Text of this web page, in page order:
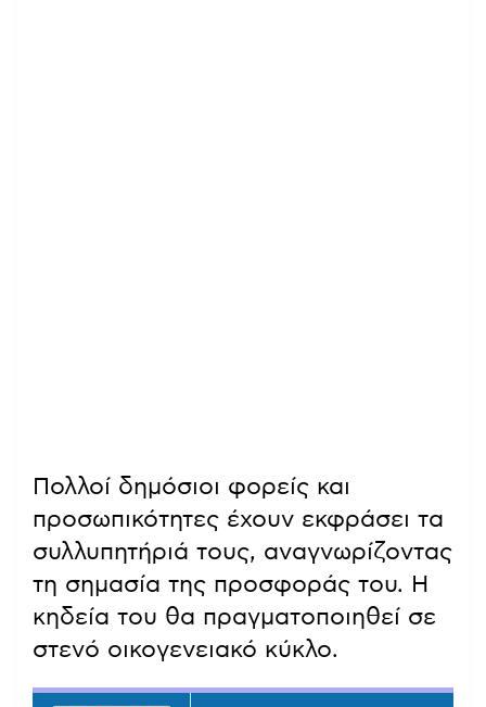
Πολλοί δημόσιοι φορείς και
προσωπικότητες έχουν εκφράσει τα
συλλυπητήριά τους, αναγνωρίζοντας
τη σημασία της προσφοράς του. Η
κηδεία του θα πραγματοποιηθεί σε
στενό οικογενειακό κύκλο.